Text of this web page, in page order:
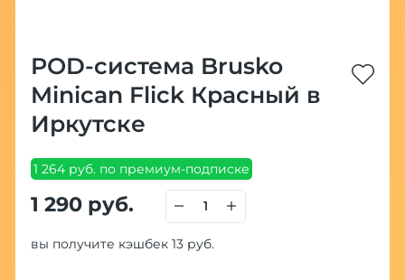
POD-система Brusko
Minican Flick Красный в
Иркутске
1 264 руб. по премиум-подписке
1 290 руб.
вы получите кэшбек 13 руб.